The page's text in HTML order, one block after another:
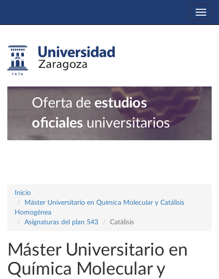
Oferta de estudios
oficiales universitarios
Inicio
Máster Universitario en Química Molecular y Catálisis
Homogénea
Asignaturas del plan 543
Catálisis
Máster Universitario en
Química Molecular y